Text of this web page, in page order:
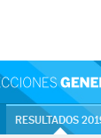
RESULTADOS